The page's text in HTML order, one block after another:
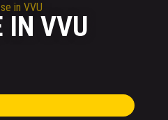
in VVU
IN VVU